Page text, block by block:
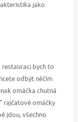
jako
restauraci bych to
odbýt něčím
omáčka chutná
rajčatové omáčky
jdou, všechno